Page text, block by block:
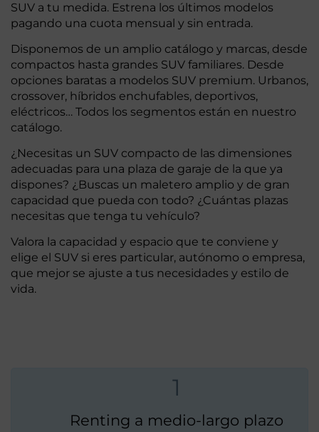
SUV a tu medida. Estrena los últimos modelos
pagando una cuota mensual y sin entrada.
Disponemos de un amplio catálogo y marcas, desde
compactos hasta grandes SUV familiares. Desde
opciones baratas a modelos SUV premium. Urbanos,
crossover, híbridos enchufables, deportivos,
eléctricos… Todos los segmentos están en nuestro
catálogo.
¿Necesitas un SUV compacto de las dimensiones
adecuadas para una plaza de garaje de la que ya
dispones? ¿Buscas un maletero amplio y de gran
capacidad que pueda con todo? ¿Cuántas plazas
necesitas que tenga tu vehículo?
Valora la capacidad y espacio que te conviene y
elige el SUV si eres particular, autónomo o empresa,
que mejor se ajuste a tus necesidades y estilo de
vida.
1
Renting a medio-largo plazo